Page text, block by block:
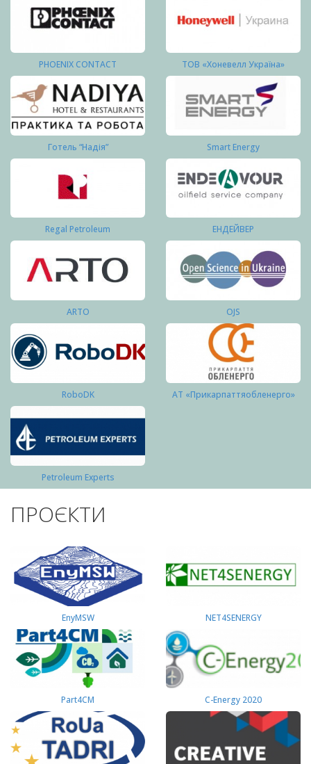
PHOENIX CONTACT ТОВ «Хоневелл Україна»
Готель “Надія” Smart Energy
Regal Petroleum ЕНДЕЙВЕР
ARTO OJS
RoboDK АТ «Прикарпаттяобленерго»
Petroleum Experts
ПРОЄКТИ
EnyMSW NET4SENERGY
Part4СМ C-Energy 2020